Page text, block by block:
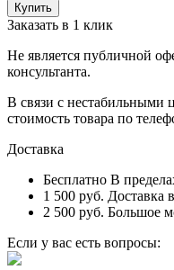
Заказать в 1 клик
Не является публичной
консультанта.
В связи с нестабильными
стоимость товара по
Доставка
Бесплатно В
1 500 руб. Доставка
2 500 руб. Большое
Если у вас есть вопросы: